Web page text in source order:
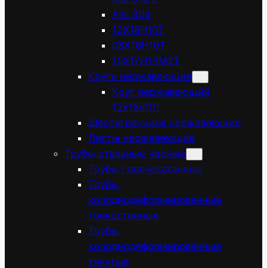
Aisi 304
12Х18Н10Т
08Х18Н10Т
10Х17Н13М2Т
Круги нержавеющие
Круг нержавеющий
12х18н10т
Шестигранники нержавеющие
Листы нержавеющие
Трубы стальные черные
Трубы горячекатанные
Трубы
холоднодеформированные
тонкостенные
Трубы
холоднодеформированные
тянутые